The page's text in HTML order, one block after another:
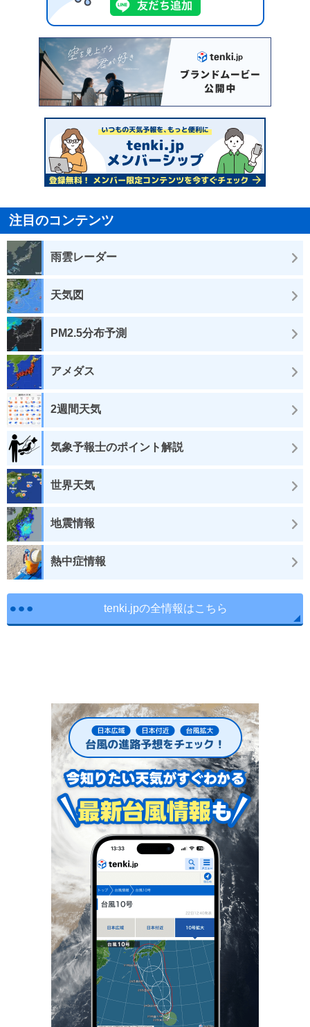
注目のコンテンツ
雨雲レーダー
天気図
PM2.5分布予測
アメダス
2週間天気
気象予報士のポイント解説
世界天気
地震情報
熱中症情報
tenki.jpの全情報はこちら